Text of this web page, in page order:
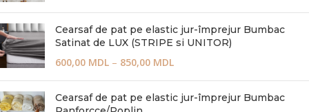
Cearsaf de pat pe elastic jur-împrejur Bumbac
Satinat de LUX (STRIPE si UNITOR)
600,00 MDL – 850,00 MDL
Cearsaf de pat pe elastic jur-împrejur Bumbac